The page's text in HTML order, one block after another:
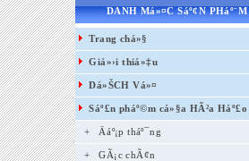
DANH Má»¤C Sáº¢N PHáº¨M
Trang chá»§
Giá»›i thiá»‡u
Dá»ŠCH Vá»¤
Sáº£n pháº©m cá»§a HÃ²a Háº£o
+ Äáº¡p tháº¯ng
+GÃ¡c chÃ¢n